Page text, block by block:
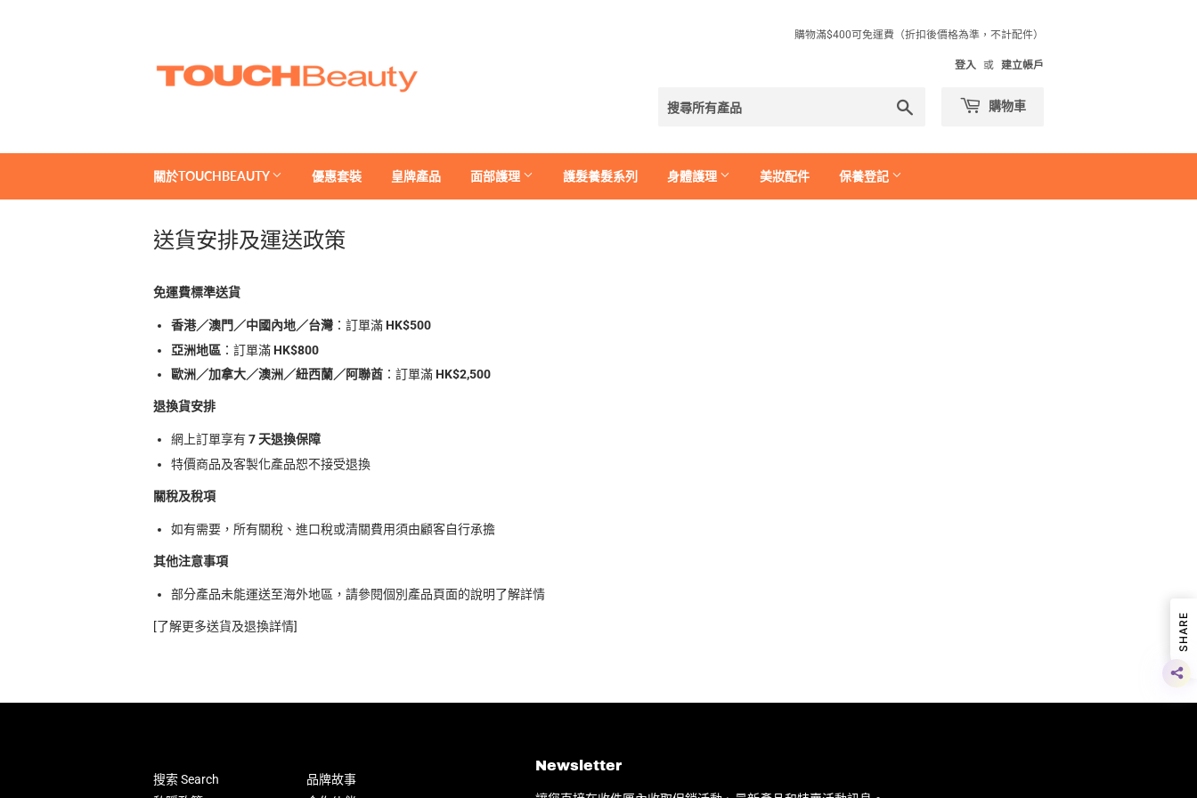
購物滿$400可免運費（折扣後價格為準，不計配件）
登入 或 建立帳戶
購物車
關於TOUCHBEAUTY 優惠套裝 皇牌產品 面部護理 護髮養髮系列 身體護理 美妝配件 保養登記
送貨安排及運送政策
免運費標準送貨
香港／澳門／中國內地／台灣 ：訂單滿 HK$500
亞洲地區 ：訂單滿 HK$800
歐洲／加拿大／澳洲／紐西蘭／阿聯酋 ：訂單滿 HK$2,500
退換貨安排
網上訂單享有7 天退換保障
特價商品及客製化產品恕不接受退換
關稅及稅項
如有需要，所有關稅、進口稅或清關費用須由顧客自行承擔
其他注意事項
部分產品未能運送至海外地區，請參閱個別產品頁面的說明了解詳情
[了解更多送貨及退換詳情]
搜索 Search
品牌故事
Newsletter
SHARE